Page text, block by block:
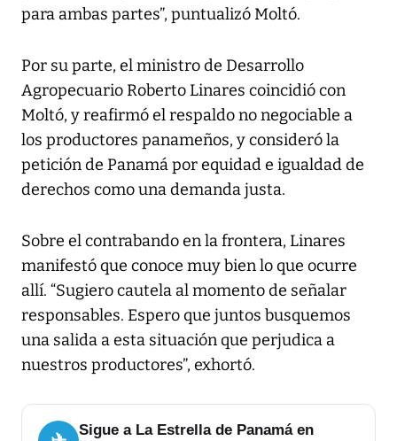
para ambas partes”, puntualizó Moltó.
Por su parte, el ministro de Desarrollo
Agropecuario Roberto Linares coincidió con
Moltó, y reafirmó el respaldo no negociable a
los productores panameños, y consideró la
petición de Panamá por equidad e igualdad de
derechos como una demanda justa.
Sobre el contrabando en la frontera, Linares
manifestó que conoce muy bien lo que ocurre
allí. “Sugiero cautela al momento de señalar
responsables. Espero que juntos busquemos
una salida a esta situación que perjudica a
nuestros productores”, exhortó.
Sigue a La Estrella de Panamá en